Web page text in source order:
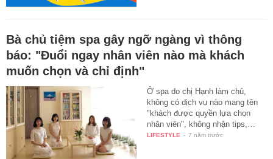
Bà chủ tiệm spa gây ngỡ ngàng vì thông
báo: "Đuổi ngay nhân viên nào mà khách
muốn chọn và chỉ định"
Ở spa do chị Hạnh làm chủ,
không có dịch vụ nào mang tên
"khách được quyền lựa chọn
nhân viên", không nhận tips,…
LIFESTYLE - 7 năm trước